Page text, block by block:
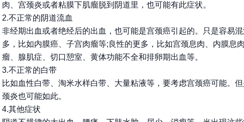
肉、宫颈炎或者粘膜下肌瘤脱到阴道里，也可能有此症状。
2.不正常的阴道流血
非经期出血或者绝经后的出血，也可能是宫颈癌引起的。只是容易
多，比如内膜癌、子宫肉瘤等;良性的更多，比如宫颈息肉、内膜息
瘤、腺肌症、切口憩室、黄体功能不全和排卵期出血等。
3.不正常的白带
比如血性白带、淘米水样白带、大量粘液等，要考虑宫颈癌可能。
颈炎也可能如此。
4.其他症状